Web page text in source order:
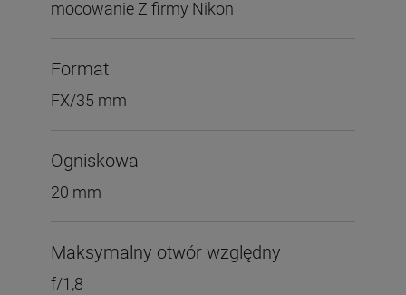
mocowanie Z firmy Nikon
Format
FX/35 mm
Ogniskowa
20 mm
Maksymalny otwór względny
f/1,8